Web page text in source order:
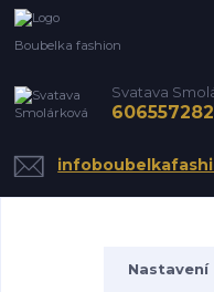
Boubelka fashion
Svatava
606557282
Nastavení